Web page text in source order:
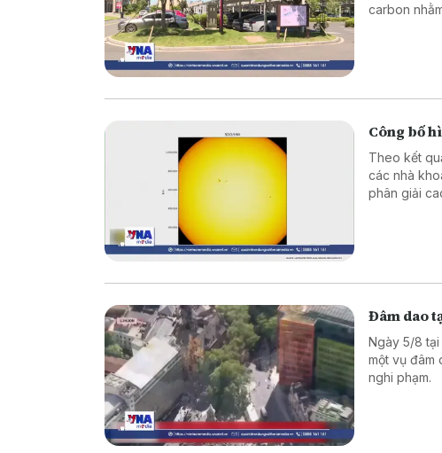
carbon
Công bố
Theo kết
các nhà
phân giải
Đâm dao
Ngày 5/8
một vụ đâm
nghi phạm.